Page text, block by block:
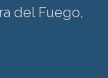
del Fuego,